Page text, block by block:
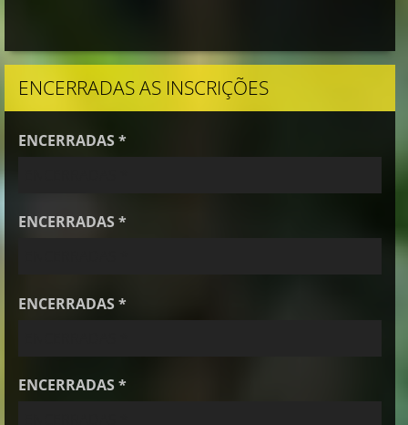
ENCERRADAS AS INSCRIÇÕES
ENCERRADAS *
ENCERRADAS *
ENCERRADAS *
ENCERRADAS *